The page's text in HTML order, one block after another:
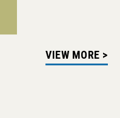
VIEW MORE >